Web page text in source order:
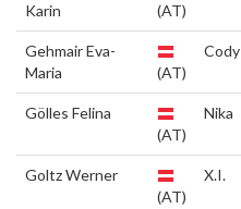
Karin
(AT)
Gehmair Eva-
Maria
(AT)
Cody
Gölles Felina
(AT)
Nika
Goltz Werner
(AT)
X.I.